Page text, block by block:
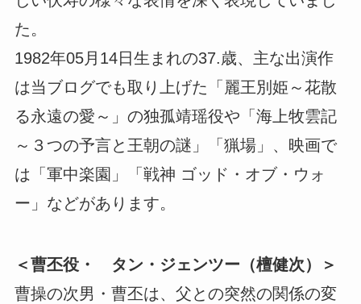
た。
1982年05月14日生まれの37.歳、主な出演作
は当ブログでも取り上げた「麗王別姫～花散
る永遠の愛～」の独孤靖瑶役や「海上牧雲記
～３つの予言と王朝の謎」「猟場」、映画で
は「軍中楽園」「戦神 ゴッド・オブ・ウォ
ー」などがあります。
＜曹丕役・ タン・ジェンツー（檀健次）＞
曹操の次男・曹丕は、父との突然の関係の変